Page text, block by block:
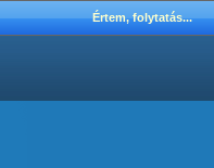
Értem, folytatás...